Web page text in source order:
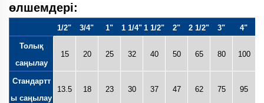
өлшемдері:
1/2" 3/4" 1" 1 1/4" 1 1/2" 2" 2 1/2" 3" 4"
Толық
саңылау
15 20 25 32 40 50 65 80 100
Стандартт
ы саңылау
13.5 18 23 30 37 47 62 75 95